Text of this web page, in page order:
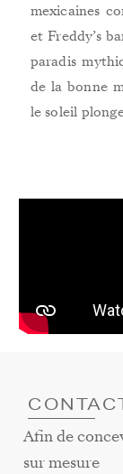
mexicaines
et Freddy’s
paradis
de la bonne
le soleil
Afin de
sur mesure